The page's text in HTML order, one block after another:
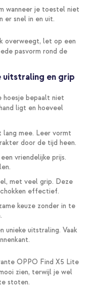
wanneer je toestel niet
er snel in en uit.
overweegt, let op een
pasvorm rond de
uitstraling en grip
hoesje bepaalt niet
ligt en hoeveel
lang mee. Leer vormt
door de tijd heen.
vriendelijke prijs.
met veel grip. Deze
effectief.
keuze zonder in te
uitstraling. Vaak
OPPO Find X5 Lite
zien, terwijl je wel
stoten.